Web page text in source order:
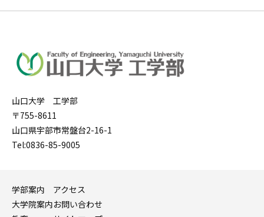
山口大学 工学部
〒755-8611
山口県宇部市常盤台2-16-1
Tel:0836-85-9005
学部案内
大学院案内
アクセス
お問い合わせ